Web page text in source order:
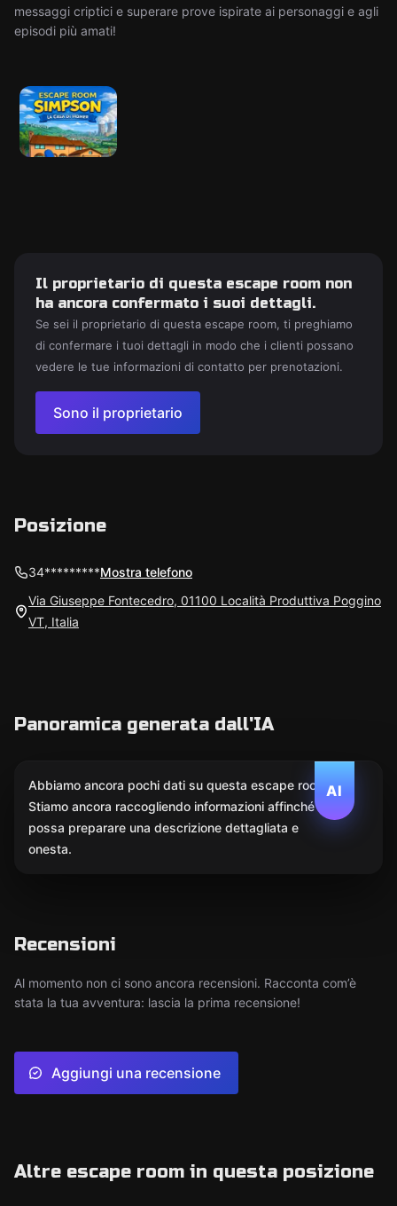
messaggi criptici e superare prove ispirate ai personaggi e agli
episodi più amati!
Il proprietario di questa escape room non
ha ancora confermato i suoi dettagli.
Se sei il proprietario di questa escape room, ti preghiamo
di confermare i tuoi dettagli in modo che i clienti possano
vedere le tue informazioni di contatto per prenotazioni.
Sono il proprietario
Posizione
34*********Mostra telefono
Via Giuseppe Fontecedro, 01100 Località Produttiva Poggino
VT, Italia
Panoramica generata dall'IA
AI
Abbiamo ancora pochi dati su questa escape room.
Stiamo ancora raccogliendo informazioni affinché l'IA
possa preparare una descrizione dettagliata e
onesta.
Recensioni
Al momento non ci sono ancora recensioni. Racconta com’è
stata la tua avventura: lascia la prima recensione!
Aggiungi una recensione
Altre escape room in questa posizione